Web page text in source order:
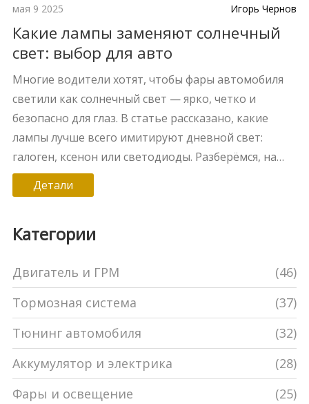
мая 9 2025 Игорь Чернов
Какие лампы заменяют солнечный
свет: выбор для авто
Многие водители хотят, чтобы фары автомобиля
светили как солнечный свет — ярко, четко и
безопасно для глаз. В статье рассказано, какие
лампы лучше всего имитируют дневной свет:
галоген, ксенон или светодиоды. Разберёмся, на
что обращать внимание при выборе и как
подобрать оптимальный вариант под свои задачи.
реальным советам из опыта автомобилистов. Не
используемых решений.
Детали
Категории
Двигатель и ГРМ
(46)
Тормозная система
(37)
Тюнинг автомобиля
(32)
Аккумулятор и электрика
(28)
Фары и освещение
(25)